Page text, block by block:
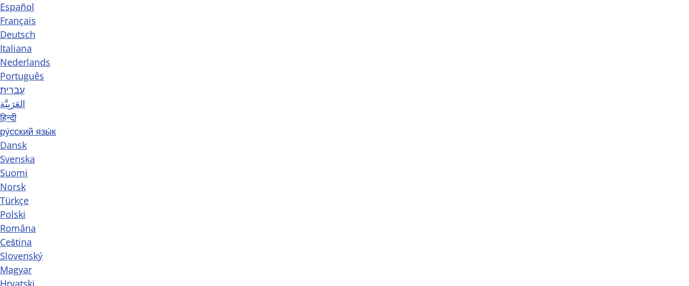
Español
Français
Deutsch
Italiana
Nederlands
Português
עברית
العَرَبِيَّة
हिन्दी
ру́сский язы́к
Dansk
Svenska
Suomi
Norsk
Türkçe
Polski
Româna
Ceština
Slovenský
Magyar